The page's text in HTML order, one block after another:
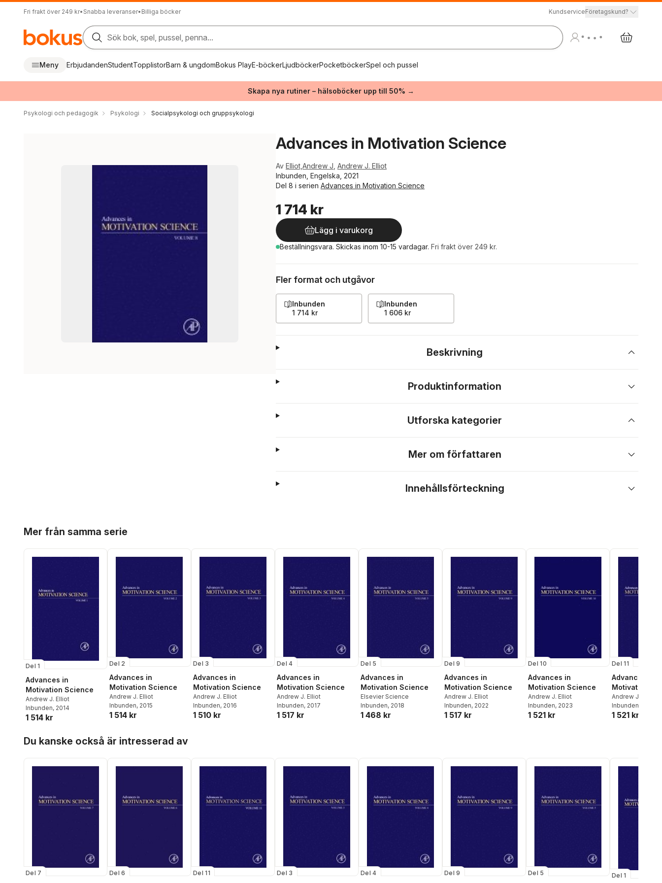
Fri frakt över 249 kr• Snabba leveranser• Billiga böcker KundserviceFöretagskund?
Sök bok, spel, pussel, penna...
Meny ErbjudandenStudentTopplistorBarn & ungdomBokus PlayE-böckerLjudböckerPocketböckerSpel och pussel
Skapa nya rutiner – hälsoböcker upp till 50% →
Psykologi och pedagogik Psykologi Socialpsykologi och gruppsykologi
Advances in Motivation Science
Av Elliot,Andrew J Andrew J. Elliot
Inbunden, Engelska, 2021
Del 8 i serien Advances in Motivation Science
1 714 kr
Lägg i varukorg
Beställningsvara. Skickas inom 10-15 vardagar. Fri frakt över 249 kr.
Fler format och utgåvor
Inbunden
1 714 kr
Inbunden
1 606 kr
Beskrivning
Produktinformation
Utforska kategorier
Mer om författaren
Innehållsförteckning
Mer från samma serie
Del 1
Advances in
Motivation Science
Andrew J. Elliot
Inbunden, 2014
1 514 kr
Del 2
Advances in
Motivation Science
Andrew J. Elliot
Inbunden, 2015
1 514 kr
Del 3
Advances in
Motivation Science
Andrew J. Elliot
Inbunden, 2016
1 510 kr
Del 4
Advances in
Motivation Science
Andrew J. Elliot
Inbunden, 2017
1 517 kr
Del 5
Advances in
Motivation Science
Elsevier Science
Inbunden, 2018
1 468 kr
Del 9
Advances in
Motivation Science
Andrew J. Elliot
Inbunden, 2022
1 517 kr
Del 10
Advances in
Motivation Science
Andrew J. Elliot
Inbunden, 2023
1 521 kr
Del 11
Advances in
Motivation
Andrew J. Elliot
Inbunden
1 521 kr
Du kanske också är intresserad av
Del 7 Del 6 Del 11 Del 3 Del 4 Del 9 Del 5 Del 1